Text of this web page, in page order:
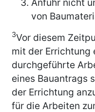
von
3Vor diesem
mit der Errichtung
durchgeführte
eines Bauantrags
der Errichtung
für die Arbeiten